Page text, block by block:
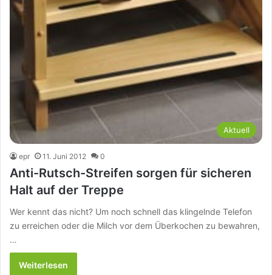
Aktuell
epr 11. Juni 2012 0
Anti-Rutsch-Streifen sorgen für sicheren
Halt auf der Treppe
Wer kennt das nicht? Um noch schnell das klingelnde Telefon
zu erreichen oder die Milch vor dem Überkochen zu bewahren,
…
Weiterlesen